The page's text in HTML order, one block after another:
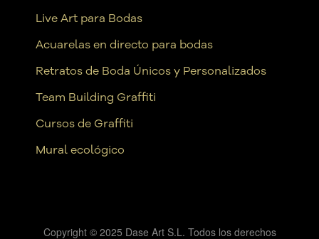
Live Art para Bodas
Acuarelas en directo para bodas
Retratos de Boda Únicos y Personalizados
Team Building Graffiti
Cursos de Graffiti
Mural ecológico
Copyright © 2025 Dase Art S.L. Todos los derechos